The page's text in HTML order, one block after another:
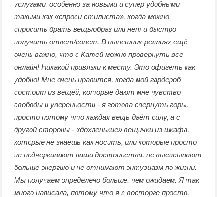
услугами, особенно за новыми и супер удобными
такими как «спроси стилиста», когда можно
спросить брать вещь/образ или нет и быстро
получить ответ/совет. В нынешних реалиях ещё
очень важно, что с Катей можно провернуть все
онлайн! Никакой привязки к месту. Это офигеть как
удобно! Мне очень нравится, когда мой гардероб
состоит из вещей, которые дают мне чувство
свободы и уверенности - я готова свернуть горы,
просто потому что каждая вещь даёт силу, а с
другой стороны - «дохленькие» вещички из шкафа,
которые не знаешь как носить, или которые просто
не подчеркивают наши достоинства, не высасывают
больше энергию и не отнимают энтузиазм по жизни.
Мы получаем определено больше, чем ожидаем. Я так
много написала, потому что я в восторге просто.